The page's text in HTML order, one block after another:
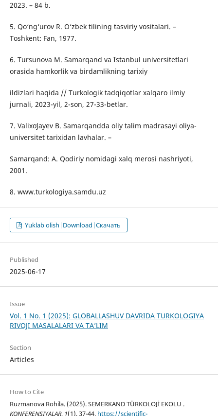
2023. – 84 b.
5. Qo‘ng‘urov R. O‘zbek tilining tasviriy vositalari. –
Toshkent: Fan, 1977.
6. Tursunova M. Samarqand va Istanbul universitetlari
orasida hamkorlik va birdamlikning tarixiy
ildizlari haqida // Turkologik tadqiqotlar xalqaro ilmiy
jurnali, 2023-yil, 2-son, 27-33-betlar.
7. Valixoʻjayev B. Samarqandda oliy talim madrasayi oliya-
universitet tarixidan lavhalar. –
Samarqand: A. Qodiriy nomidagi xalq merosi nashriyoti,
2001.
8. www.turkologiya.samdu.uz
Yuklab olish|Download|Скачать
Published
2025-06-17
Issue
Vol. 1 No. 1 (2025): GLOBALLASHUV DAVRIDA TURKOLOGIYA
RIVOJI MASALALARI VA TA’LIM
Section
Articles
How to Cite
Ruzmanova Rohila. (2025). SEMERKAND TÜRKOLOJİ EKOLU .
KONFERENSIYALAR, 1(1), 37-44. https://scientific-